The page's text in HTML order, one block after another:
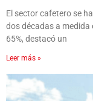
El sector cafetero se
dos décadas a medida
65%, destacó un
Leer más »